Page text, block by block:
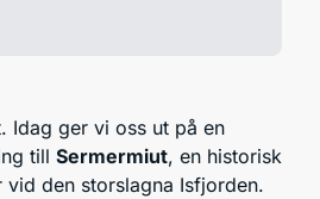
Idag ger vi oss ut på en
till Sermermiut, en historisk
den storslagna Isfjorden.